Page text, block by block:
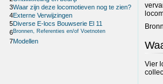
3Waar zijn deze locomotieven nog te zien?
4Externe Verwijzingen
5Diverse E-locs Bouwserie El 11
6Bronnen, Referenties en/of Voetnoten
7Modellen
Vier